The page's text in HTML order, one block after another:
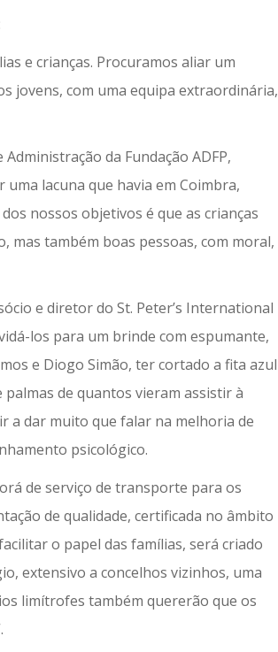
e crianças. Procuramos aliar um
jovens, com uma equipa extraordinária,
da Fundação ADFP,
lacuna que havia em Coimbra,
nossos objetivos é que as crianças
mas também boas pessoas, com moral,
e diretor do St. Peter’s International
los para um brinde com espumante,
e Diogo Simão, ter cortado a fita azul
de quantos vieram assistir à
a dar muito que falar na melhoria de
psicológico.
de serviço de transporte para os
de qualidade, certificada no âmbito
o papel das famílias, será criado
extensivo a concelhos vizinhos, uma
limítrofes também quererão que os